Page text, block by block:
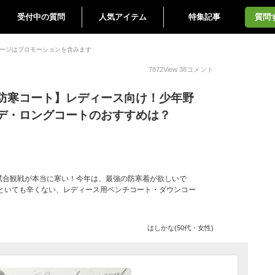
受付中の質問 人気アイテム 特集記事 質問
ジはプロモーションを含みます
7872View 38コメント
寒コート】レディース向け！少年野
・ロングコートのおすすめは？
観戦が本当に寒い！今年は、最強の防寒着が欲しいで
ても辛くない、レディース用ベンチコート・ダウンコー
はしかな(50代・女性)